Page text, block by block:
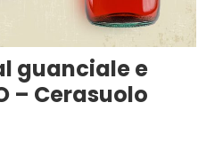
guanciale e
– Cerasuolo